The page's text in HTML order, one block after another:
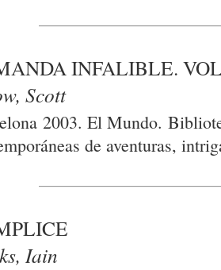
INFALIBLE.
Scott
2003. El Mundo.
de aventuras,
Iain